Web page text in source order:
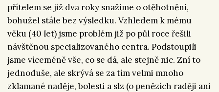
přítelem se již dva roky snažíme o otěhotnění,
bohužel stále bez výsledku. Vzhledem k mému
věku (40 let) jsme problém již po půl roce řešili
návštěnou specializovaného centra. Podstoupili
jsme víceméně vše, co se dá, ale stejně nic. Zní to
jednoduše, ale skrývá se za tím velmi mnoho
zklamané naděje, bolesti a slz (o penězích raději ani